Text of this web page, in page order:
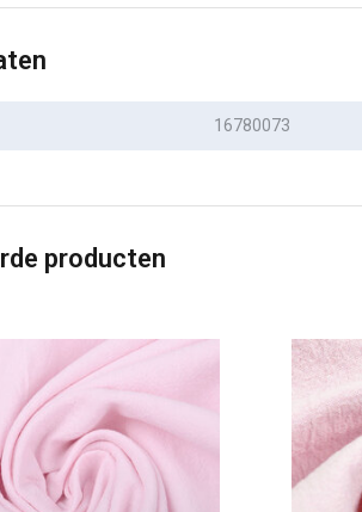
16780073
producten